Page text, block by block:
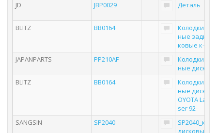
JD
JBP0029 Деталь
BLITZ BB0164
Колодки
ные задние
ковые к-кт
JAPANPARTS
PP210AF
Колодки
ные
BLITZ
BB0164
Колодки
ные
OYOTA Land
ser 92-
SANGSIN
SP2040